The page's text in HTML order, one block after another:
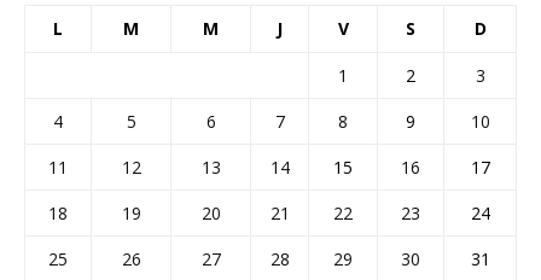
L M M J V S D
1 2
3
4
5 6 7 8 9
10
11
12 13 14 15 16
17
18
19 20 21 22 23
24
25
26 27 28 29 30
31